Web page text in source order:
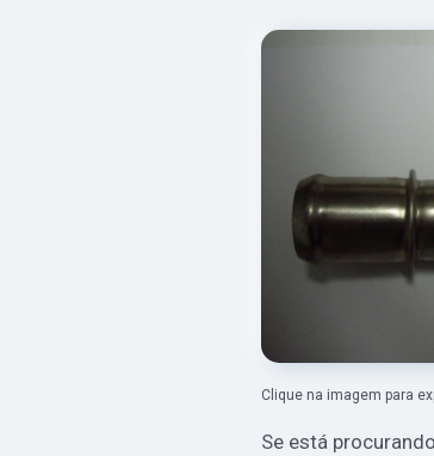
Clique na imagem para
Se está